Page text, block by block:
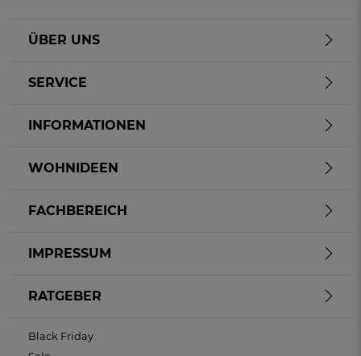
ÜBER UNS
SERVICE
INFORMATIONEN
WOHNIDEEN
FACHBEREICH
IMPRESSUM
RATGEBER
Black Friday